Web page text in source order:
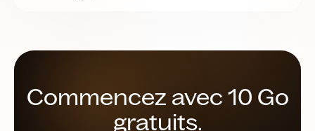
Commencez avec 10 Go
gratuits.